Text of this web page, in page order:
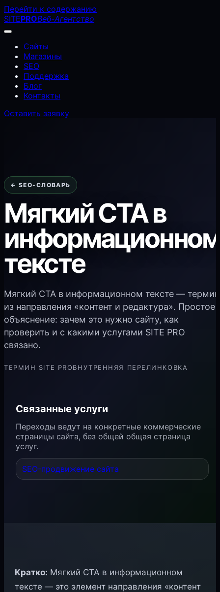
Перейти к содержанию
SITEPROВеб-Агентство
Сайты
Магазины
SEO
Поддержка
Блог
Контакты
Оставить заявку
← SEO-СЛОВАРЬ
Мягкий CTA в
информационном
тексте
Мягкий CTA в информационном тексте — термин
из направления «контент и редактура». Простое
объяснение: зачем это нужно сайту, как
проверить и с какими услугами SITE PRO
связано.
ТЕРМИН SITE PROВНУТРЕННЯЯ ПЕРЕЛИНКОВКА
Связанные услуги
Переходы ведут на конкретные коммерческие
страницы сайта, без общей общая страница
услуг.
SEO-продвижение сайта
Кратко: Мягкий CTA в информационном
тексте — это элемент направления «контент